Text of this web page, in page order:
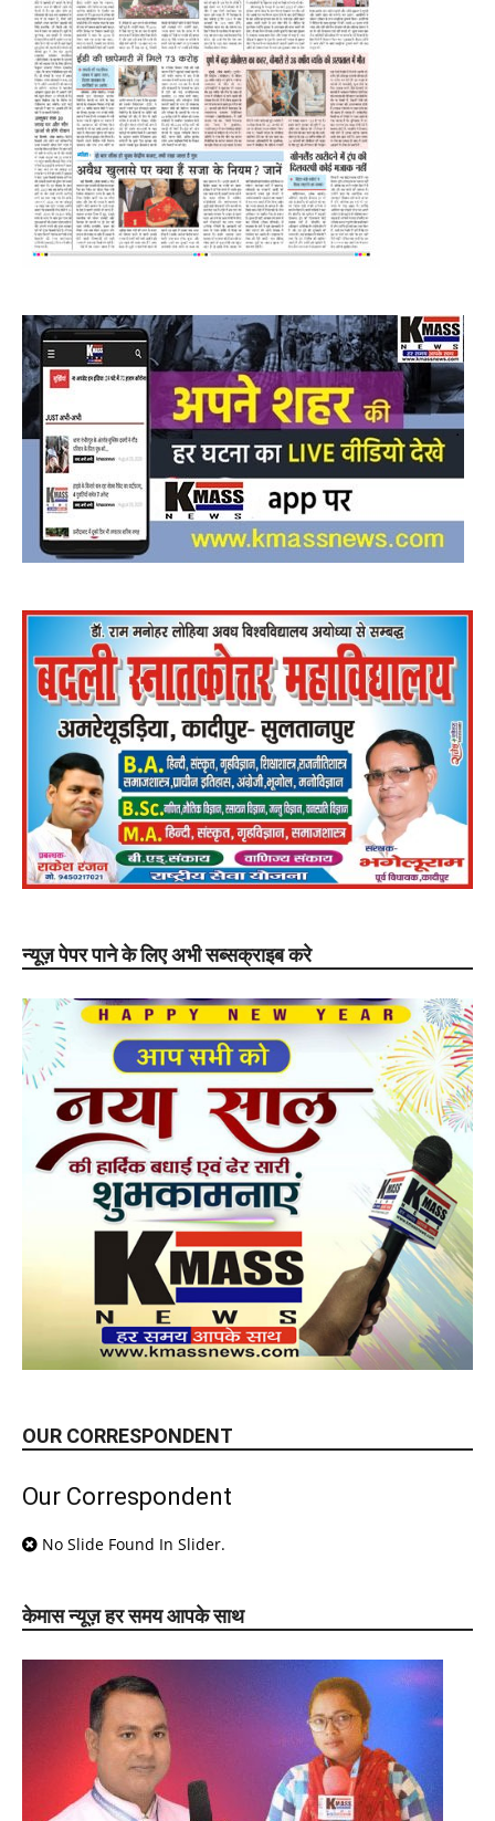
न्यूज़ पेपर पाने के लिए अभी सब्सक्राइब करे
OUR CORRESPONDENT
Our Correspondent
No Slide Found In Slider.
केमास न्यूज़ हर समय आपके साथ